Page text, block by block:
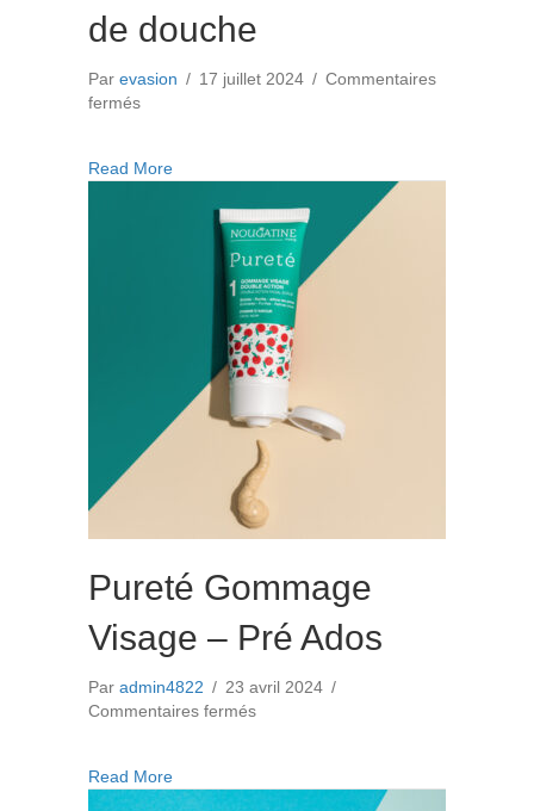
de douche
Par evasion / 17 juillet 2024 / Commentaires
ferméssur
Lait
Read Moreabout Sensimousse – Lait de douche
Pureté Gommage
Visage – Pré Ados
Par admin4822 / 23 avril 2024 /
Commentaires ferméssur
Read Moreabout Pureté Gommage Visage – Pré Ados